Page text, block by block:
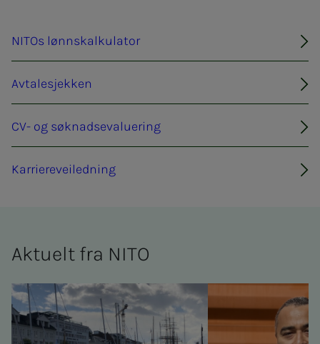
NITOs lønnskalkulator
Avtalesjekken
CV- og søknadsevaluering
Karriereveiledning
Ak­tu­elt fra NITO